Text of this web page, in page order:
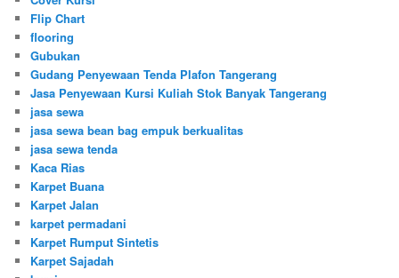
Flip Chart
flooring
Gubukan
Gudang Penyewaan Tenda Plafon Tangerang
Jasa Penyewaan Kursi Kuliah Stok Banyak Tangerang
jasa sewa
jasa sewa bean bag empuk berkualitas
jasa sewa tenda
Kaca Rias
Karpet Buana
Karpet Jalan
karpet permadani
Karpet Rumput Sintetis
Karpet Sajadah